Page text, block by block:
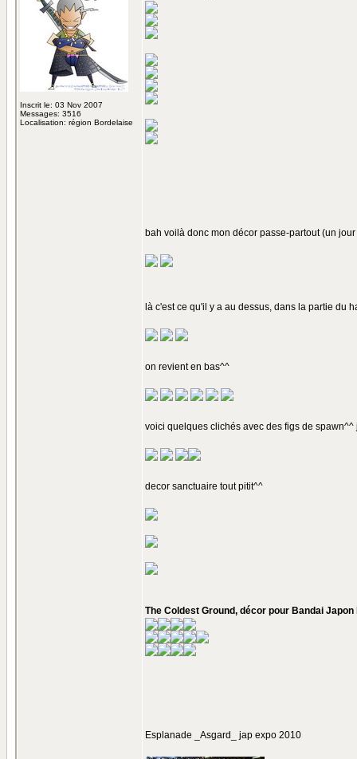
Inscrit le: 03 Nov 2007
Messages: 3516
Localisation: région Bordelaise
bah voilà donc mon décor passe-partout (un
là c'est ce qu'il y a au dessus, dans la partie du
on revient en bas^^
voici quelques clichés avec des figs de spawn^^
decor sanctuaire tout pitit^^
The Coldest Ground, décor pour Bandai
Esplanade _Asgard_ jap expo 2010